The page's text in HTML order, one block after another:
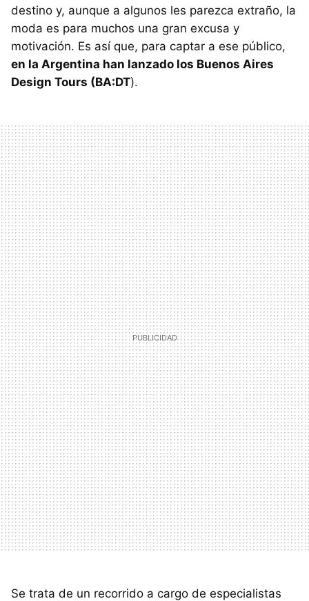
destino y, aunque a algunos les parezca extraño, la
moda es para muchos una gran excusa y
motivación. Es así que, para captar a ese público,
en la Argentina han lanzado los Buenos Aires
Design Tours (BA:DT).
Se trata de un recorrido a cargo de especialistas